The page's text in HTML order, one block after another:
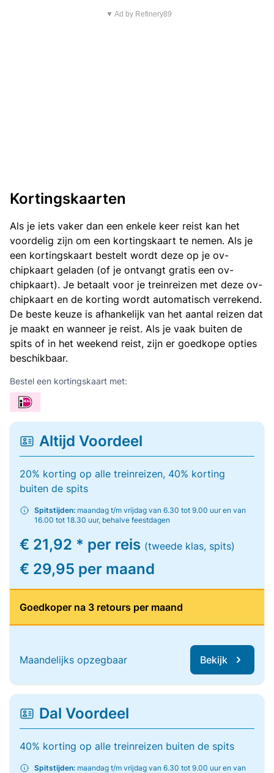
▼ Ad by Refinery89
Kortingskaarten
Als je iets vaker dan een enkele keer reist kan het
voordelig zijn om een kortingskaart te nemen. Als je
een kortingskaart bestelt wordt deze op je ov-
chipkaart geladen (of je ontvangt gratis een ov-
chipkaart). Je betaalt voor je treinreizen met deze ov-
chipkaart en de korting wordt automatisch verrekend.
De beste keuze is afhankelijk van het aantal reizen dat
je maakt en wanneer je reist. Als je vaak buiten de
spits of in het weekend reist, zijn er goedkope opties
beschikbaar.
Bestel een kortingskaart met:
Altijd Voordeel
20% korting op alle treinreizen, 40% korting
buiten de spits
Spitstijden: maandag t/m vrijdag van 6.30 tot 9.00 uur en van
16.00 tot 18.30 uur, behalve feestdagen
€ 21,92 * per reis (tweede klas, spits)
€ 29,95 per maand
Goedkoper na 3 retours per maand
Maandelijks opzegbaar Bekijk
Dal Voordeel
40% korting op alle treinreizen buiten de spits
Spitstijden: maandag t/m vrijdag van 6.30 tot 9.00 uur en van